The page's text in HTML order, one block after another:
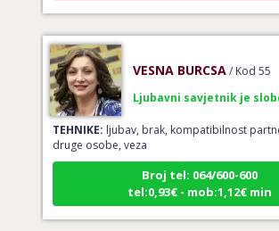
TEHNIKE:ljubav, brak, kompatibilnost
druge osobe, veza
Broj tel: 064/600-600
tel:0,93€ - mob:1,12€ min